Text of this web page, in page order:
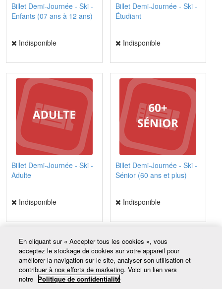
Billet Demi-Journée - Ski -
Enfants (07 ans à 12 ans)
Indisponible
Billet Demi-Journée - Ski -
Étudiant
Indisponible
Billet Demi-Journée - Ski -
Adulte
Indisponible
Billet Demi-Journée - Ski -
Sénior (60 ans et plus)
Indisponible
Coordonnées
20, chemin du Mont-Tibasse
Baie-Comeau QC G4Z 2A5
En cliquant sur « Accepter tous les cookies », vous
acceptez le stockage de cookies sur votre appareil pour
améliorer la navigation sur le site, analyser son utilisation et
contribuer à nos efforts de marketing. Voici un lien vers
notre Politique de confidentialité